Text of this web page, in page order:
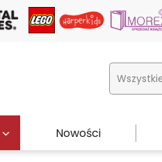
Nowości